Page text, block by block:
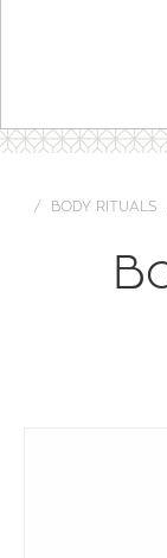
BODY RITUALS